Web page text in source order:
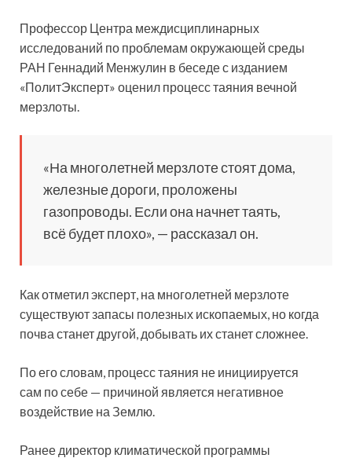
Профессор Центра междисциплинарных
исследований по проблемам окружающей среды
РАН Геннадий Менжулин в беседе с изданием
«ПолитЭксперт» оценил процесс таяния вечной
мерзлоты.
«На многолетней мерзлоте стоят дома,
железные дороги, проложены
газопроводы. Если она начнет таять,
всё будет плохо», — рассказал он.
Как отметил эксперт, на многолетней мерзлоте
существуют запасы полезных ископаемых, но когда
почва станет другой, добывать их станет сложнее.
По его словам, процесс таяния не инициируется
сам по себе — причиной является негативное
воздействие на Землю.
Ранее директор климатической программы